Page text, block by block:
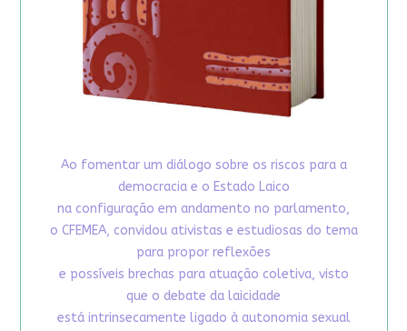
Ao fomentar um diálogo sobre os riscos para a
democracia e o Estado Laico
na configuração em andamento no parlamento,
o CFEMEA, convidou ativistas e estudiosas do tema
para propor reflexões
e possíveis brechas para atuação coletiva, visto
que o debate da laicidade
está intrinsecamente ligado à autonomia sexual